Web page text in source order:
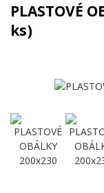
PLASTOVÉ
ks)